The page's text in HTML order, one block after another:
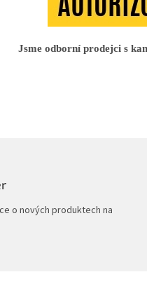
Jsme odborní prodejci s
o nových produktech na